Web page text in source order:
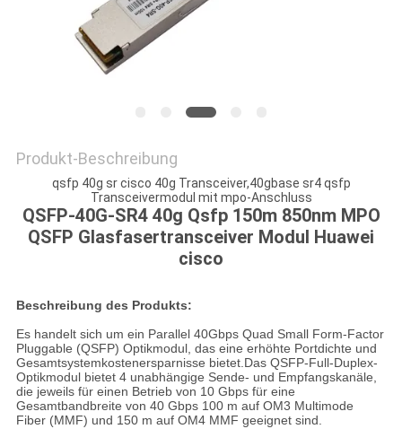
DATENSCHUTZRICHTLINIE
Produkt-Beschreibung
qsfp 40g sr cisco 40g Transceiver,40gbase sr4 qsfp
Transceivermodul mit mpo-Anschluss
QSFP-40G-SR4 40g Qsfp 150m 850nm MPO
QSFP Glasfasertransceiver Modul Huawei
cisco
Beschreibung des Produkts:
Es handelt sich um ein Parallel 40Gbps Quad Small Form-Factor
Pluggable (QSFP) Optikmodul, das eine erhöhte Portdichte und
Gesamtsystemkostenersparnisse bietet.Das QSFP-Full-Duplex-
Optikmodul bietet 4 unabhängige Sende- und Empfangskanäle,
die jeweils für einen Betrieb von 10 Gbps für eine
Gesamtbandbreite von 40 Gbps 100 m auf OM3 Multimode
Fiber (MMF) und 150 m auf OM4 MMF geeignet sind.